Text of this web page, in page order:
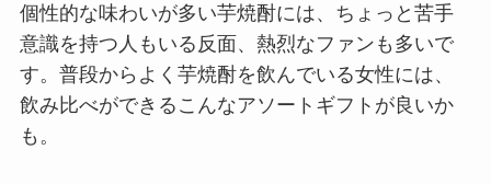
個性的な味わいが多い芋焼酎には、ちょっと苦手
意識を持つ人もいる反面、熱烈なファンも多いで
す。普段からよく芋焼酎を飲んでいる女性には、
飲み比べができるこんなアソートギフトが良いか
も。